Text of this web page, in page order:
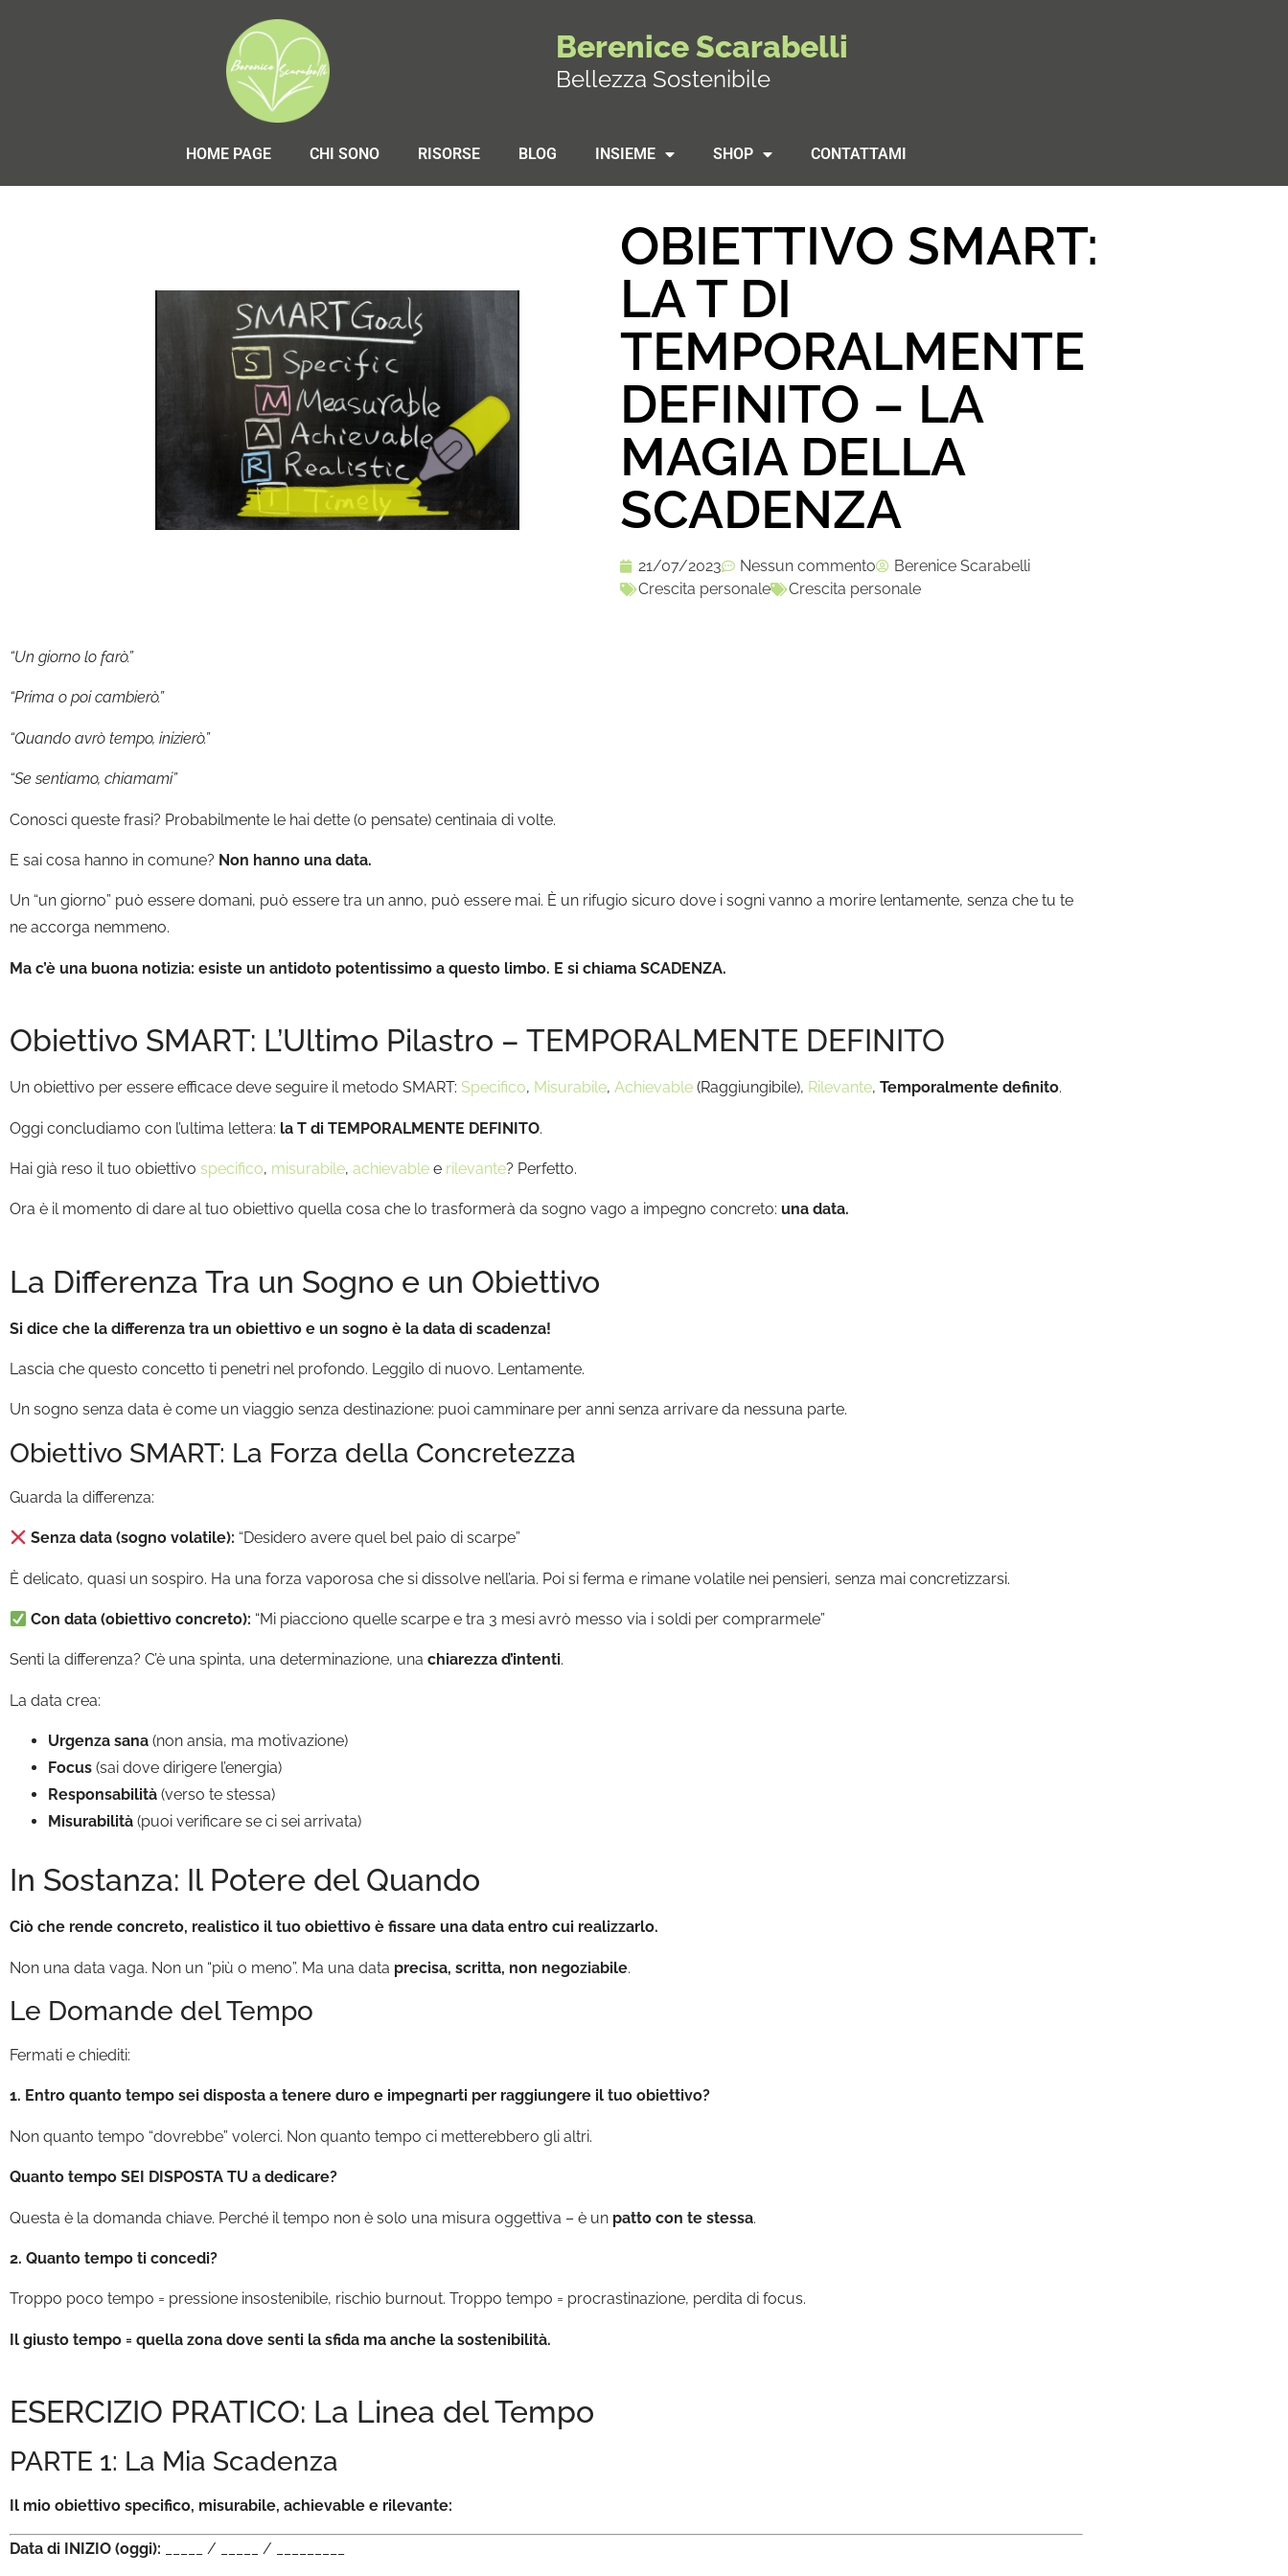
Berenice Scarabelli
Bellezza Sostenibile
HOME PAGE CHI SONO RISORSE BLOG INSIEME SHOP CONTATTAMI
OBIETTIVO SMART:
LA T DI
TEMPORALMENTE
DEFINITO – LA
MAGIA DELLA
SCADENZA
21/07/2023 Nessun commento
Berenice Scarabelli
Crescita personale
Crescita personale
“Un giorno lo farò.”
“Prima o poi cambierò.”
“Quando avrò tempo, inizierò.”
“Se sentiamo, chiamami”
Conosci queste frasi? Probabilmente le hai dette (o pensate) centinaia di volte.
E sai cosa hanno in comune? Non hanno una data.
Un “un giorno” può essere domani, può essere tra un anno, può essere mai. È un rifugio sicuro dove i sogni vanno a morire lentamente, senza che tu te
ne accorga nemmeno.
Ma c’è una buona notizia: esiste un antidoto potentissimo a questo limbo. E si chiama SCADENZA.
Obiettivo SMART: L’Ultimo Pilastro – TEMPORALMENTE DEFINITO
Un obiettivo per essere efficace deve seguire il metodo SMART: Specifico, Misurabile, Achievable (Raggiungibile), Rilevante, Temporalmente definito.
Oggi concludiamo con l’ultima lettera: la T di TEMPORALMENTE DEFINITO.
Hai già reso il tuo obiettivo specifico, misurabile, achievable e rilevante? Perfetto.
Ora è il momento di dare al tuo obiettivo quella cosa che lo trasformerà da sogno vago a impegno concreto: una data.
La Differenza Tra un Sogno e un Obiettivo
Si dice che la differenza tra un obiettivo e un sogno è la data di scadenza!
Lascia che questo concetto ti penetri nel profondo. Leggilo di nuovo. Lentamente.
Un sogno senza data è come un viaggio senza destinazione: puoi camminare per anni senza arrivare da nessuna parte.
Obiettivo SMART: La Forza della Concretezza
Guarda la differenza:
Senza data (sogno volatile): “Desidero avere quel bel paio di scarpe”
È delicato, quasi un sospiro. Ha una forza vaporosa che si dissolve nell’aria. Poi si ferma e rimane volatile nei pensieri, senza mai concretizzarsi.
Con data (obiettivo concreto): “Mi piacciono quelle scarpe e tra 3 mesi avrò messo via i soldi per comprarmele”
Senti la differenza? C’è una spinta, una determinazione, una chiarezza d’intenti.
La data crea:
Urgenza sana (non ansia, ma motivazione)
Focus (sai dove dirigere l’energia)
Responsabilità (verso te stessa)
Misurabilità (puoi verificare se ci sei arrivata)
In Sostanza: Il Potere del Quando
Ciò che rende concreto, realistico il tuo obiettivo è fissare una data entro cui realizzarlo.
Non una data vaga. Non un “più o meno”. Ma una data precisa, scritta, non negoziabile.
Le Domande del Tempo
Fermati e chiediti:
1. Entro quanto tempo sei disposta a tenere duro e impegnarti per raggiungere il tuo obiettivo?
Non quanto tempo “dovrebbe” volerci. Non quanto tempo ci metterebbero gli altri.
Quanto tempo SEI DISPOSTA TU a dedicare?
Questa è la domanda chiave. Perché il tempo non è solo una misura oggettiva – è un patto con te stessa.
2. Quanto tempo ti concedi?
Troppo poco tempo = pressione insostenibile, rischio burnout. Troppo tempo = procrastinazione, perdita di focus.
Il giusto tempo = quella zona dove senti la sfida ma anche la sostenibilità.
ESERCIZIO PRATICO: La Linea del Tempo
PARTE 1: La Mia Scadenza
Il mio obiettivo specifico, misurabile, achievable e rilevante:
Data di INIZIO (oggi): _____ / _____ / _________